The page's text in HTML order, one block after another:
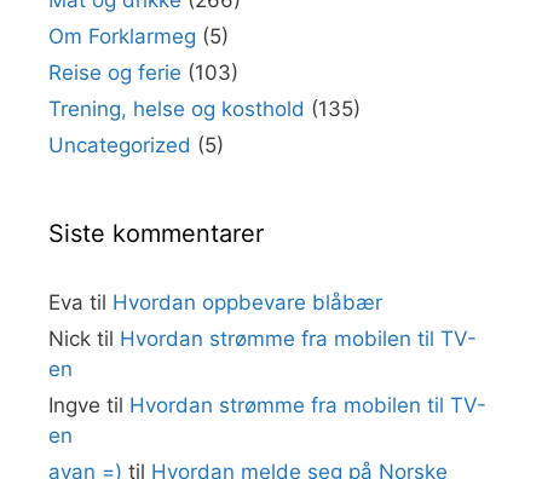
Om Forklarmeg (5)
Reise og ferie (103)
Trening, helse og kosthold (135)
Uncategorized (5)
Siste kommentarer
Eva til Hvordan oppbevare blåbær
Nick til Hvordan strømme fra mobilen til TV-
en
Ingve til Hvordan strømme fra mobilen til TV-
en
ayan =) til Hvordan melde seg på Norske